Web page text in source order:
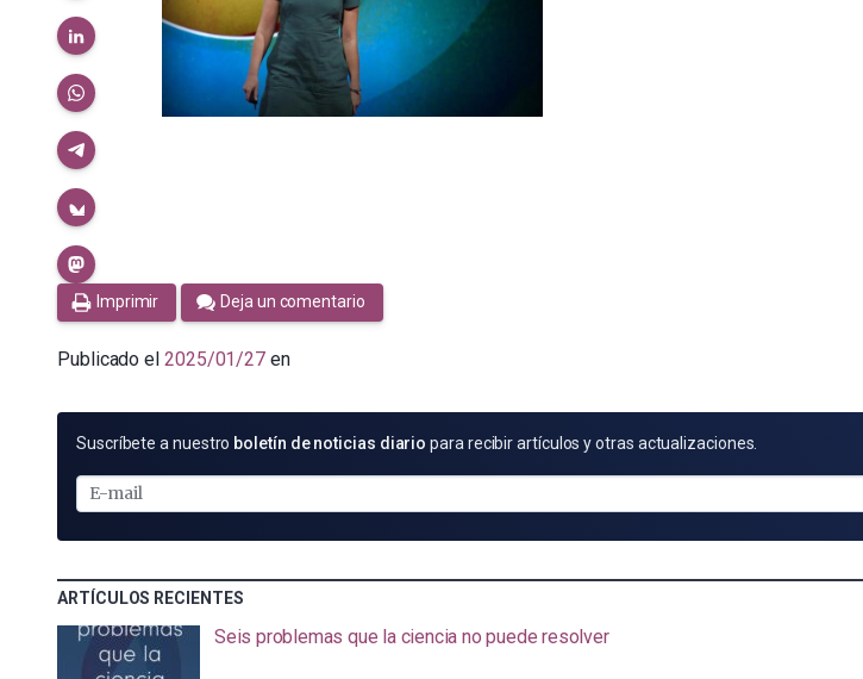
Imprimir Deja un comentario
Publicado el 2025/01/27 en
SUSCRÍBETE
E-
MAIL
Suscríbete a nuestro boletín de noticias diario para recibir artículos y otras actualizaciones.
ARTÍCULOS RECIENTES
Seis problemas que la ciencia no puede resolver